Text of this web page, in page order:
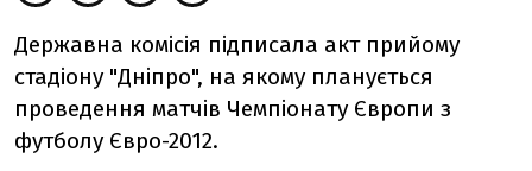
Державна комісія підписала акт прийому
стадіону "Дніпро", на якому планується
проведення матчів Чемпіонату Європи з
футболу Євро-2012.